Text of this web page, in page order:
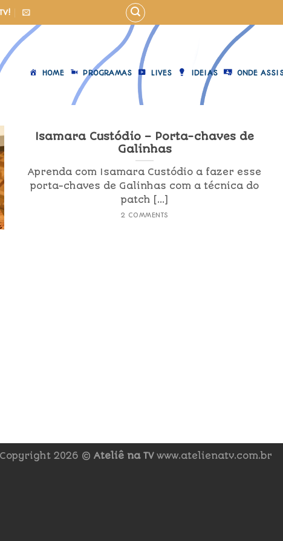
HOME PROGRAMAS LIVES IDEIAS ONDE
Isamara Custódio – Porta-chaves de
Galinhas
Aprenda com Isamara Custódio a fazer esse
porta-chaves de Galinhas com a técnica do
patch [...]
2 COMMENTS
Copyright 2026 © Ateliê na TVwww.atelienatv.com.br